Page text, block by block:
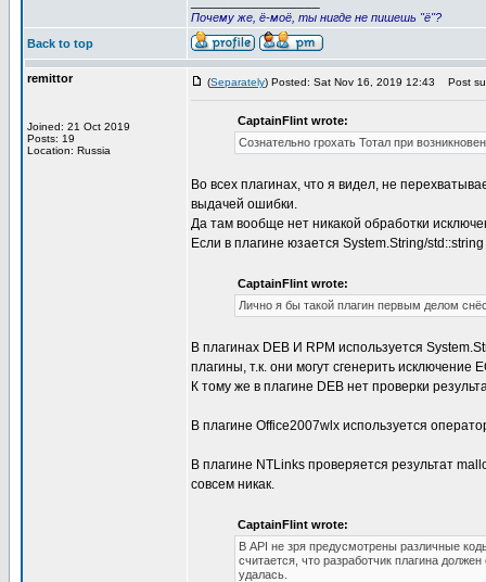
Почему же, ё-моё, ты нигде не пишешь "ё"?
Back to top
remittor
Joined: 21 Oct 2019
Posts: 19
Location: Russia
(Separately) Posted: Sat Nov 16, 2019 12:43 Post
CaptainFlint wrote:
Сознательно грохать Тотал при
Во всех плагинах, что я видел, не
выдачей ошибки.
Да там вообще нет никакой обработки
Если в плагине юзается System.String/
CaptainFlint wrote:
Лично я бы такой плагин первым делом
В плагинах DEB И RPM используется
плагины, т.к. они могут сгенерить исключение
К тому же в плагине DEB нет проверки
В плагине Office2007wlx используется
В плагине NTLinks проверяется результат
совсем никак.
CaptainFlint wrote:
В API не зря предусмотрены различные
считается, что разработчик плагина
удалась.